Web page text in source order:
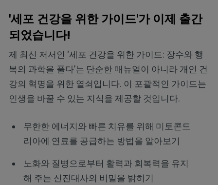
'세포 건강을 위한 가이드'가 이제 출간
되었습니다!
제 최신 저서인 ‘세포 건강을 위한 가이드: 장수와 행
복의 과학을 풀다’는 단순한 매뉴얼이 아니라 개인 건
강의 혁명을 위한 열쇠입니다. 이 포괄적인 가이드는
인생을 바꿀 수 있는 지식을 제공할 것입니다.
무한한 에너지와 빠른 치유를 위해 미토콘드
리아에 연료를 공급하는 방법을 알아보기
노화와 질병으로부터 활력과 회복력을 유지
해 주는 신진대사의 비밀을 밝히기